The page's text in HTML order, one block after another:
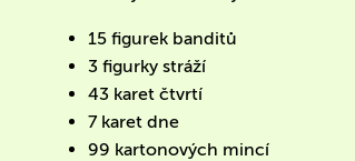
15 figurek banditů
3 figurky stráží
43 karet čtvrtí
7 karet dne
99 kartonových mincí